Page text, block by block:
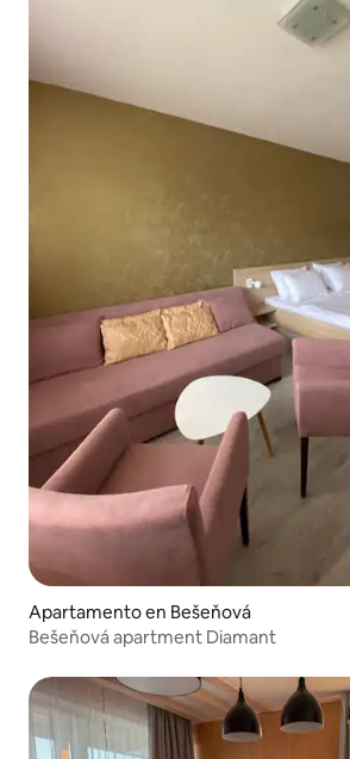
Apartamento en Bešeňová
Bešeňová apartment Diamant